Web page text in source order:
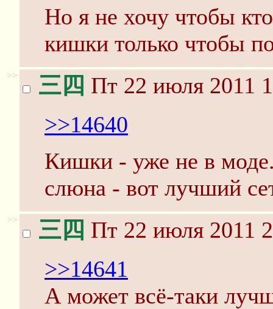
Но я не хочу чтобы
кишки только чтобы
>> 三四 Пт 22 июля 2011
>>14640
Кишки - уже не в
слюна - вот лучший
>> 三四 Пт 22 июля 2011
>>14641
А может всё-таки